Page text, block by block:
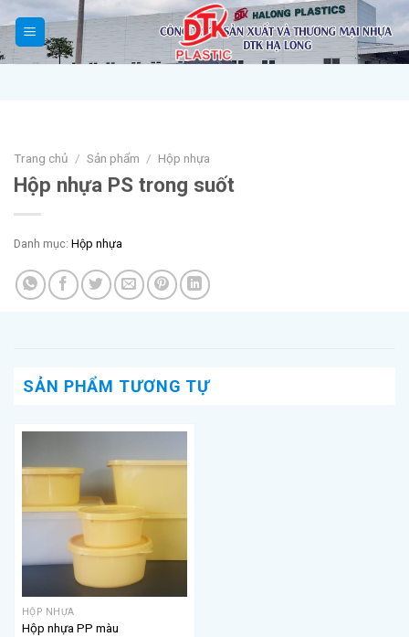
to
content
Trang chủ / Sản phẩm / Hộp nhựa
Hộp nhựa PS trong suốt
Danh mục: Hộp nhựa
SẢN PHẨM TƯƠNG TỰ
HỘP NHỰA
Hộp nhựa PP màu